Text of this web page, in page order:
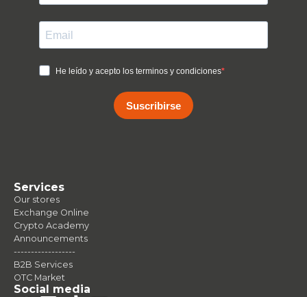
He leído y acepto los terminos y condiciones
Suscribirse
Services
Our stores
Exchange Online
Crypto Academy
Announcements
------------------
B2B Services
OTC Market
Social media